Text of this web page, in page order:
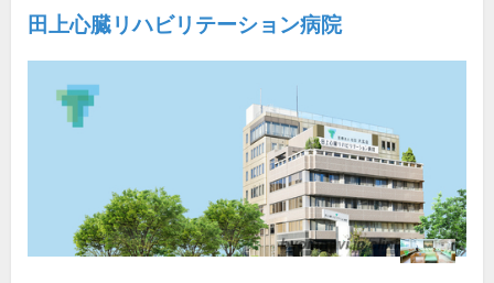
田上心臓リハビリテーション病院